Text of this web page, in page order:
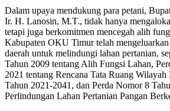
Dalam upaya mendukung para petani,
Ir. H. Lanosin, M.T., tidak hanya
tetapi juga berkomitmen mencegah alih
Kabupaten OKU Timur telah mengeluarkan
daerah untuk melindungi lahan pertanian,
Tahun 2009 tentang Alih Fungsi Lahan,
2021 tentang Rencana Tata Ruang
Tahun 2021-2041, dan Perda Nomor 8
Perlindungan Lahan Pertanian Pangan